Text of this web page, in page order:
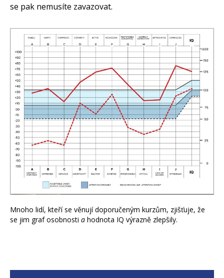
se pak nemusíte zavazovat.
Mnoho lidí, kteří se věnují doporučeným kurzům, zjišťuje, že
se jim graf osobnosti a hodnota IQ výrazně zlepšily.